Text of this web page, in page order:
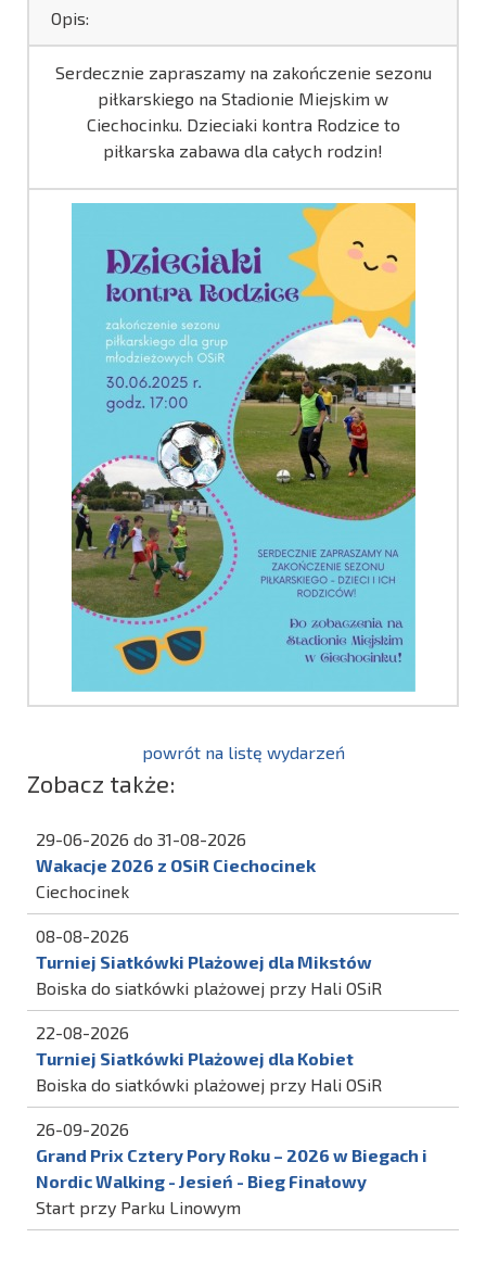
Opis:
Serdecznie zapraszamy na zakończenie sezonu
piłkarskiego na Stadionie Miejskim w
Ciechocinku. Dzieciaki kontra Rodzice to
piłkarska zabawa dla całych rodzin!
powrót na listę wydarzeń
Zobacz także:
29-06-2026 do 31-08-2026
Wakacje 2026 z OSiR Ciechocinek
Ciechocinek
08-08-2026
Turniej Siatkówki Plażowej dla Mikstów
Boiska do siatkówki plażowej przy Hali OSiR
22-08-2026
Turniej Siatkówki Plażowej dla Kobiet
Boiska do siatkówki plażowej przy Hali OSiR
26-09-2026
Grand Prix Cztery Pory Roku – 2026 w Biegach i
Nordic Walking - Jesień - Bieg Finałowy
Start przy Parku Linowym